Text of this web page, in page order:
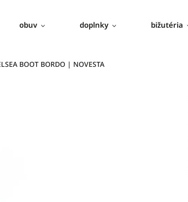
obuv doplnky bižutéria
BOOT BORDO | NOVESTA